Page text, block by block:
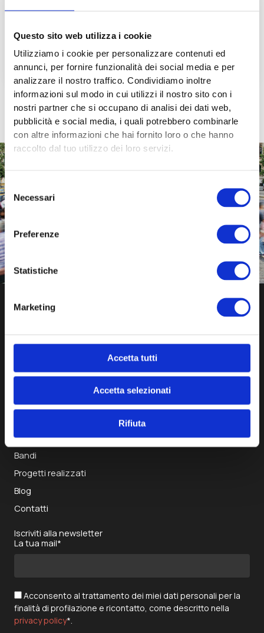
Questo sito web utilizza i cookie
Utilizziamo i cookie per personalizzare contenuti ed
annunci, per fornire funzionalità dei social media e per
analizzare il nostro traffico. Condividiamo inoltre
informazioni sul modo in cui utilizzi il nostro sito con i
nostri partner che si occupano di analisi dei dati web,
pubblicità e social media, i quali potrebbero combinarle
con altre informazioni che hai fornito loro o che hanno
raccolto dal tuo utilizzo dei loro servizi.
Selezione
del
consenso
Necessari
Preferenze
Statistiche
Marketing
Accetta tutti
Accetta selezionati
Rifiuta
essenziali
9 Gennaio 2026
Progetti
Yellow Boat è il partner per Enti e Aziende che vogliono
Home
Bilanci sociali
Bandi
Progetti realizzati
Blog
Contatti
Iscriviti alla newsletter
La tua mail*
Acconsento al trattamento dei miei dati personali per la
finalità di profilazione e ricontatto, come descritto nella
privacy policy*.